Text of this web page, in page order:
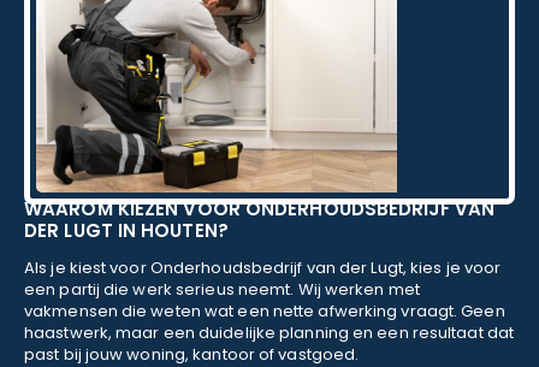
WAAROM KIEZEN VOOR ONDERHOUDSBEDRIJF VAN
DER LUGT IN HOUTEN?
Als je kiest voor Onderhoudsbedrijf van der Lugt, kies je voor
een partij die werk serieus neemt. Wij werken met
vakmensen die weten wat een nette afwerking vraagt. Geen
haastwerk, maar een duidelijke planning en een resultaat dat
past bij jouw woning, kantoor of vastgoed.